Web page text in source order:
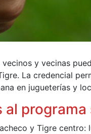
y vecinas
La credencial
en jugueterías y
programa
y Tigre